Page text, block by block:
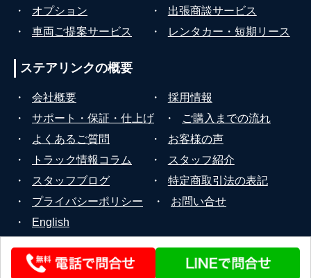
・
オプション ・
出張商談サービス
・
車両ご提案サービス ・ レンタカー・短期リース
ステアリンクの概要
・ 会社概要 ・
採用情報
・
サポート・保証・仕上げ ・
ご購入までの流れ
・
よくあるご質問 ・
お客様の声
・
トラック情報コラム ・
スタッフ紹介
・
スタッフブログ ・
特定商取引法の表記
・
プライバシーポリシー ・
お問い合せ
・
English
© 2026 STEERLINK Co.,Ltd